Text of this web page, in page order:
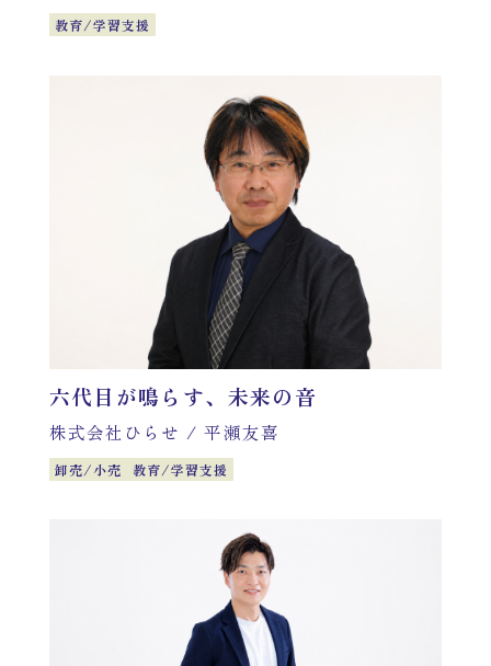
教育/学習支援
六代目が鳴らす、未来の音
株式会社ひらせ / 平瀬友喜
卸売/小売 教育/学習支援